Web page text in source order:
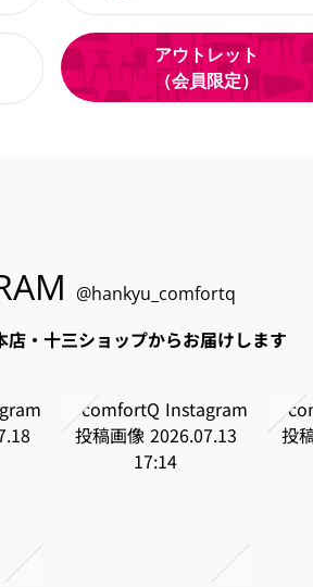
アウトレット
（会員限定）
@hankyu_comfortq
・十三ショップからお届けします